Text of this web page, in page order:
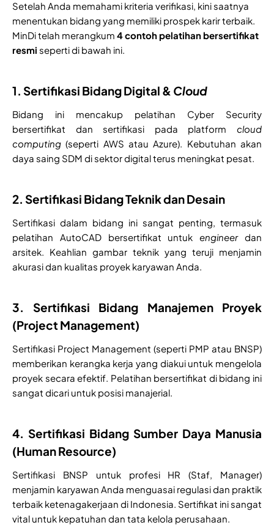
Setelah Anda memahami kriteria verifikasi, kini saatnya
menentukan bidang yang memiliki prospek karir terbaik.
MinDi telah merangkum 4 contoh pelatihan bersertifikat
resmi seperti di bawah ini.
1. Sertifikasi Bidang Digital & Cloud
Bidang ini mencakup pelatihan Cyber Security
bersertifikat dan sertifikasi pada platform cloud
computing (seperti AWS atau Azure). Kebutuhan akan
daya saing SDM di sektor digital terus meningkat pesat.
2. Sertifikasi Bidang Teknik dan Desain
Sertifikasi dalam bidang ini sangat penting, termasuk
pelatihan AutoCAD bersertifikat untukengineerdan
arsitek. Keahlian gambar teknik yang teruji menjamin
akurasi dan kualitas proyek karyawan Anda.
3. Sertifikasi Bidang Manajemen Proyek
(Project Management)
Sertifikasi Project Management (seperti PMP atau BNSP)
memberikan kerangka kerja yang diakui untuk mengelola
proyek secara efektif. Pelatihan bersertifikat di bidang ini
sangat dicari untuk posisi manajerial.
4. Sertifikasi Bidang Sumber Daya Manusia
(Human Resource)
Sertifikasi BNSP untuk profesi HR (Staf, Manager)
menjamin karyawan Anda menguasai regulasi dan praktik
terbaik ketenagakerjaan di Indonesia. Sertifikat ini sangat
vital untuk kepatuhan dan tata kelola perusahaan.